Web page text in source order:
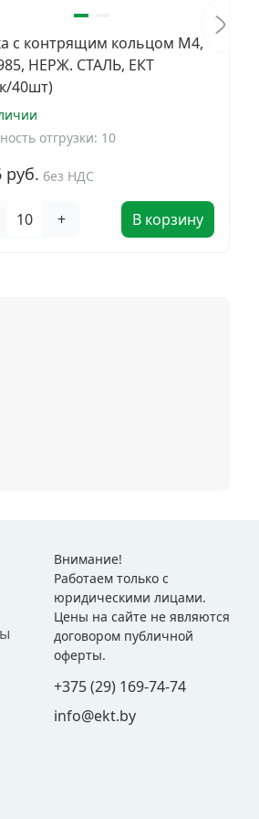
с контрящим кольцом М4,
НЕРЖ. СТАЛЬ, ЕКТ
40шт)
отгрузки: 10
руб. без НДС
+ В корзину
Внимание!
Работаем только с
юридическими лицами.
Цены на сайте не являются
договором публичной
оферты.
+375 (29) 169-74-74
info@ekt.by